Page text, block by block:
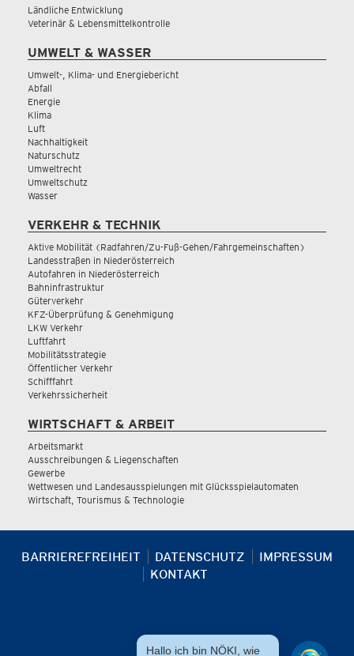
Ländliche Entwicklung
Veterinär & Lebensmittelkontrolle
UMWELT & WASSER
Umwelt-, Klima- und Energiebericht
Abfall
Energie
Klima
Luft
Nachhaltigkeit
Naturschutz
Umweltrecht
Umweltschutz
Wasser
VERKEHR & TECHNIK
Aktive Mobilität (Radfahren/Zu-Fuß-Gehen/Fahrgemeinschaften)
Landesstraßen in Niederösterreich
Autofahren in Niederösterreich
Bahninfrastruktur
Güterverkehr
KFZ-Überprüfung & Genehmigung
LKW Verkehr
Luftfahrt
Mobilitätsstrategie
Öffentlicher Verkehr
Schifffahrt
Verkehrssicherheit
WIRTSCHAFT & ARBEIT
Arbeitsmarkt
Ausschreibungen & Liegenschaften
Gewerbe
Wettwesen und Landesausspielungen mit Glücksspielautomaten
Wirtschaft, Tourismus & Technologie
BARRIEREFREIHEIT DATENSCHUTZ
IMPRESSUM
KONTAKT
Hallo ich bin NÖKI, wie